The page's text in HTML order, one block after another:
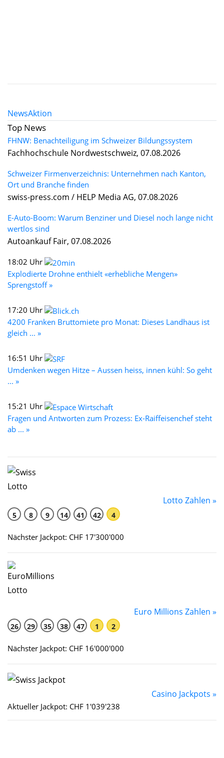
NewsAktion
Top News
FHNW: Benachteiligung im Schweizer Bildungssystem
Fachhochschule Nordwestschweiz, 07.08.2026
Schweizer Firmenverzeichnis: Unternehmen nach Kanton,
Ort und Branche finden
swiss-press.com / HELP Media AG, 07.08.2026
E-Auto-Boom: Warum Benziner und Diesel noch lange nicht
wertlos sind
Autoankauf Fair, 07.08.2026
18:02 Uhr
Explodierte Drohne enthielt «erhebliche Mengen»
Sprengstoff »
17:20 Uhr
4200 Franken Bruttomiete pro Monat: Dieses Landhaus ist
gleich ... »
16:51 Uhr
Umdenken wegen Hitze – Aussen heiss, innen kühl: So geht
... »
15:21 Uhr
Fragen und Antworten zum Prozess: Ex-Raiffeisenchef steht
ab ... »
Lotto Zahlen »
5 8 9 14 41 42 4
Nächster Jackpot: CHF 17'300'000
Euro Millions Zahlen »
26 29 35 38 47 1 2
Nächster Jackpot: CHF 16'000'000
Casino Jackpots »
Aktueller Jackpot: CHF 1'039'238